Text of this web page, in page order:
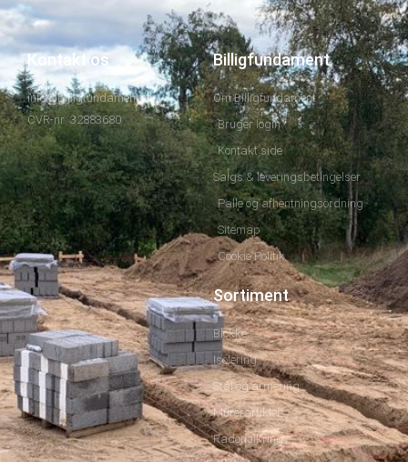
Sortiment
Blokke
Isolering
Stål og armering
Murerartikler
Radonsikring
Billigfundament
Om Billigfundament
Bruger login
Kontakt side
Salgs & leveringsbetingelser
Palle og afhentningsordning
Sitemap
Cookie Politik
Kontakt os
info@billigfundament.dk
CVR-nr: 32883680